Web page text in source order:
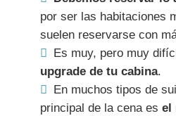
por ser las habitaciones
suelen reservarse con
Es muy, pero muy
upgrade de tu cabina.
En muchos tipos de
principal de la cena es el